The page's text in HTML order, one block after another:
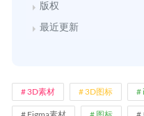
版权
最近更新
3D素材 3D图标